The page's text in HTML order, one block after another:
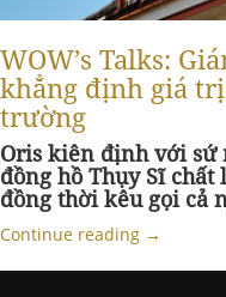
WOW’s Talks:
khẳng định giá
trường
Oris kiên định với sứ
đồng hồ Thụy Sĩ
đồng thời kêu gọi cả
Continue reading →